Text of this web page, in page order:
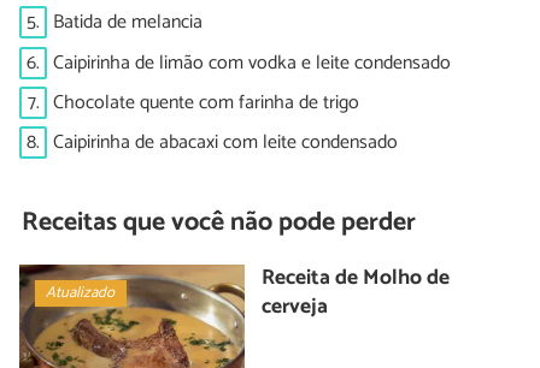
5. Batida de melancia
6. Caipirinha de limão com vodka e leite condensado
7. Chocolate quente com farinha de trigo
8. Caipirinha de abacaxi com leite condensado
Receitas que você não pode perder
Atualizado
Receita de Molho de
cerveja